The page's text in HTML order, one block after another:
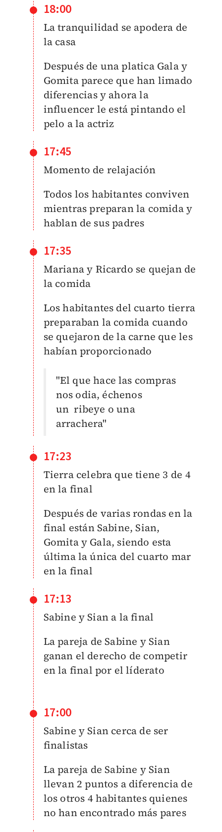
18:00
La tranquilidad se apodera de
la casa
Después de una platica Gala y
Gomita parece que han limado
diferencias y ahora la
influencer le está pintando el
pelo a la actriz
17:45
Momento de relajación
Todos los habitantes conviven
mientras preparan la comida y
hablan de sus padres
17:35
Mariana y Ricardo se quejan de
la comida
Los habitantes del cuarto tierra
preparaban la comida cuando
se quejaron de la carne que les
habían proporcionado
"El que hace las compras
nos odia, échenos
unribeye o una
arrachera"
17:23
Tierra celebra que tiene 3 de 4
en la final
Después de varias rondas en la
final están Sabine, Sian,
Gomita y Gala, siendo esta
última la única del cuarto mar
en la final
17:13
Sabine y Sian a la final
La pareja deSabine y Sian
ganan el derecho de competir
en la final por el líderato
17:00
Sabine y Sian cerca de ser
finalistas
La pareja deSabine y Sian
llevan 2 puntos a diferencia de
los otros 4 habitantes quienes
no han encontrado más pares